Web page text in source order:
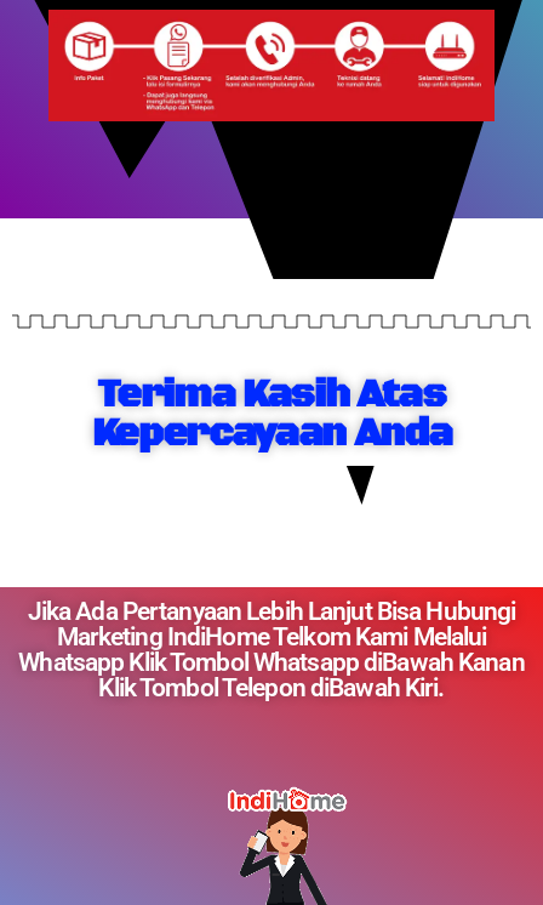
Terima Kasih Atas
Kepercayaan Anda
Jika Ada Pertanyaan Lebih Lanjut Bisa Hubungi
Marketing IndiHome Telkom Kami Melalui
Whatsapp Klik Tombol Whatsapp diBawah Kanan
Klik Tombol Telepon diBawah Kiri.